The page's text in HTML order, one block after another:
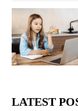
LATEST